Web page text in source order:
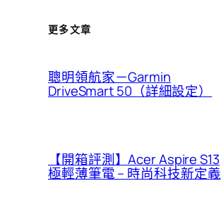
更多文章
聰明領航家－Garmin
DriveSmart 50（詳細設定）
【開箱評測】Acer Aspire S13
極輕薄筆電 – 時尚科技新定義